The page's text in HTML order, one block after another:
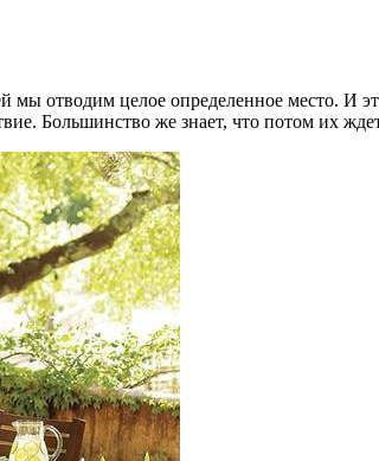
мы отводим целое определенное место. И
Большинство же знает, что потом их